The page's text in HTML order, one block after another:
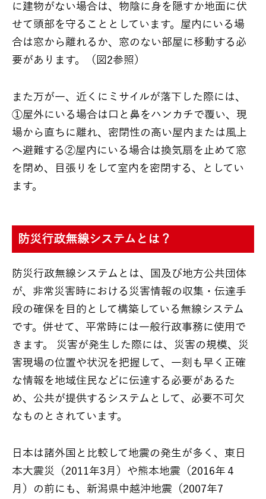
に建物がない場合は、物陰に身を隠すか地面に伏
せて頭部を守ることとしています。屋内にいる場
合は窓から離れるか、窓のない部屋に移動する必
要があります。（図2参照）
また万が一、近くにミサイルが落下した際には、
①屋外にいる場合は口と鼻をハンカチで覆い、現
場から直ちに離れ、密閉性の高い屋内または風上
へ避難する②屋内にいる場合は換気扇を止めて窓
を閉め、目張りをして室内を密閉する、としてい
ます。
防災行政無線システムとは？
防災行政無線システムとは、国及び地方公共団体
が、非常災害時における災害情報の収集・伝達手
段の確保を目的として構築している無線システム
です。併せて、平常時には一般行政事務に使用で
きます。 災害が発生した際には、災害の規模、災
害現場の位置や状況を把握して、一刻も早く正確
な情報を地域住民などに伝達する必要があるた
め、公共が提供するシステムとして、必要不可欠
なものとされています。
日本は諸外国と比較して地震の発生が多く、東日
本大震災（2011年3月）や熊本地震（2016年４
月）の前にも、新潟県中越沖地震（2007年7